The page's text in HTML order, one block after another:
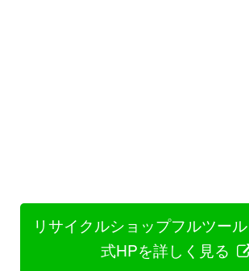
リサイクルショップフルツー
式HPを詳しく見る